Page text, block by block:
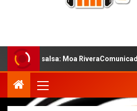
Moa RiveraComunicado de prensa